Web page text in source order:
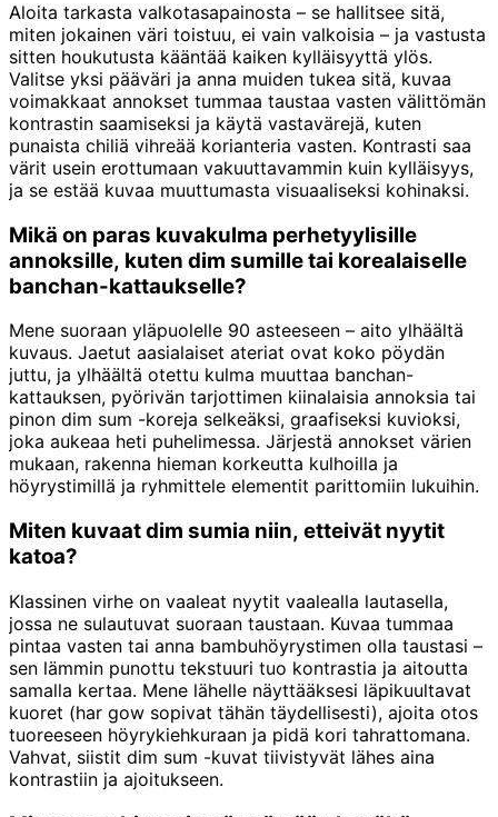
Aloita tarkasta valkotasapainosta – se hallitsee sitä,
miten jokainen väri toistuu, ei vain valkoisia – ja vastusta
sitten houkutusta kääntää kaiken kylläisyyttä ylös.
Valitse yksi pääväri ja anna muiden tukea sitä, kuvaa
voimakkaat annokset tummaa taustaa vasten välittömän
kontrastin saamiseksi ja käytä vastavärejä, kuten
punaista chiliä vihreää korianteria vasten. Kontrasti saa
värit usein erottumaan vakuuttavammin kuin kylläisyys,
ja se estää kuvaa muuttumasta visuaaliseksi kohinaksi.
Mikä on paras kuvakulma perhetyylisille
annoksille, kuten dim sumille tai korealaiselle
banchan-kattaukselle?
Mene suoraan yläpuolelle 90 asteeseen – aito ylhäältä
kuvaus. Jaetut aasialaiset ateriat ovat koko pöydän
juttu, ja ylhäältä otettu kulma muuttaa banchan-
kattauksen, pyörivän tarjottimen kiinalaisia annoksia tai
pinon dim sum -koreja selkeäksi, graafiseksi kuvioksi,
joka aukeaa heti puhelimessa. Järjestä annokset värien
mukaan, rakenna hieman korkeutta kulhoilla ja
höyrystimillä ja ryhmittele elementit parittomiin lukuihin.
Miten kuvaat dim sumia niin, etteivät nyytit
katoa?
Klassinen virhe on vaaleat nyytit vaalealla lautasella,
jossa ne sulautuvat suoraan taustaan. Kuvaa tummaa
pintaa vasten tai anna bambuhöyrystimen olla taustasi –
sen lämmin punottu tekstuuri tuo kontrastia ja aitoutta
samalla kertaa. Mene lähelle näyttääksesi läpikuultavat
kuoret (har gow sopivat tähän täydellisesti), ajoita otos
tuoreeseen höyrykiehkuraan ja pidä kori tahrattomana.
Vahvat, siistit dim sum -kuvat tiivistyvät lähes aina
kontrastiin ja ajoitukseen.